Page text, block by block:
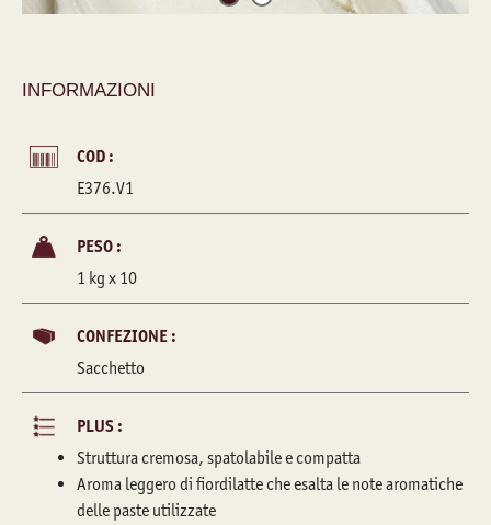
INFORMAZIONI
COD :
E376.V1
PESO :
1 kg x 10
CONFEZIONE :
Sacchetto
PLUS :
Struttura cremosa, spatolabile e compatta
Aroma leggero di fiordilatte che esalta le note aromatiche
delle paste utilizzate